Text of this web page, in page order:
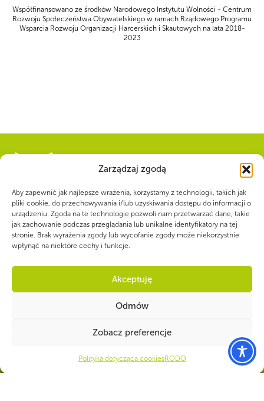
Zarządzaj zgodą
Aby zapewnić jak najlepsze wrażenia, korzystamy z technologii, takich jak
pliki cookie, do przechowywania i/lub uzyskiwania dostępu do informacji o
urządzeniu. Zgoda na te technologie pozwoli nam przetwarzać dane, takie
jak zachowanie podczas przeglądania lub unikalne identyfikatory na tej
stronie. Brak wyrażenia zgody lub wycofanie zgody może niekorzystnie
wpłynąć na niektóre cechy i funkcje.
Akceptuję
Odmów
Zobacz preferencje
Polityka dotycząca cookiesRODO
Współfinansowano ze środków Narodowego Instytutu Wolności - Centrum
Rozwoju Społeczeństwa Obywatelskiego w ramach Rządowego Programu
Wsparcia Rozwoju Organizacji Harcerskich i Skautowych na lata 2018-
2023
WSPÓLNIE DLA HARCERSKIEJ MISJI
Twoje wsparcie, nasza
siła!
Numer konta do darowizn na rzecz ZHP
22 1140 1010 0000 5392 2900